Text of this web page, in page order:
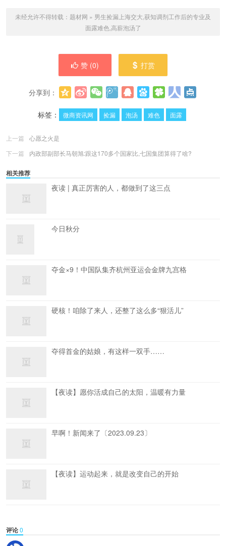
未经允许不得转载： 题材网 » 男生捡漏上海交大,获知调剂工作后的专业及
面露难色,高薪泡汤了
赞 (0) 打赏
分享到：
标签：
微商资讯网 捡漏 泡汤 难色 面露
上一篇
心愿之火是
下一篇
内政部副部长马朝旭:跟这170多个国家比,七国集团算得了啥?
相关推荐
夜读 | 真正厉害的人，都做到了这三点
今日秋分
夺金×9！中国队集齐杭州亚运会金牌九宫格
硬核！咱除了来人，还整了这么多“狠活儿”
夺得首金的姑娘，有这样一双手……
【夜读】愿你活成自己的太阳，温暖有力量
早啊！新闻来了〔2023.09.23〕
【夜读】运动起来，就是改变自己的开始
评论0